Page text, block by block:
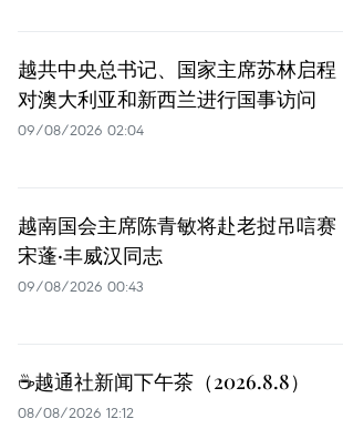
越共中央总书记、国家主席苏林启程
对澳大利亚和新西兰进行国事访问
09/08/2026 02:04
越南国会主席陈青敏将赴老挝吊唁赛
宋蓬·丰威汉同志
09/08/2026 00:43
☕️越通社新闻下午茶（2026.8.8）
08/08/2026 12:12